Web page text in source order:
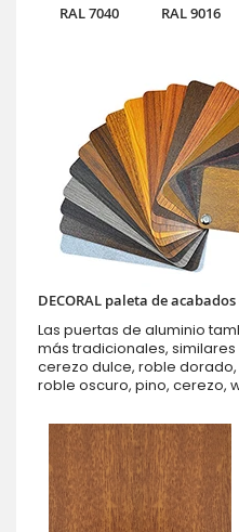
RAL 7040 RAL 9016
DECORAL paleta de
Las puertas de aluminio
más tradicionales,
cerezo dulce, roble
roble oscuro, pino, cerezo,